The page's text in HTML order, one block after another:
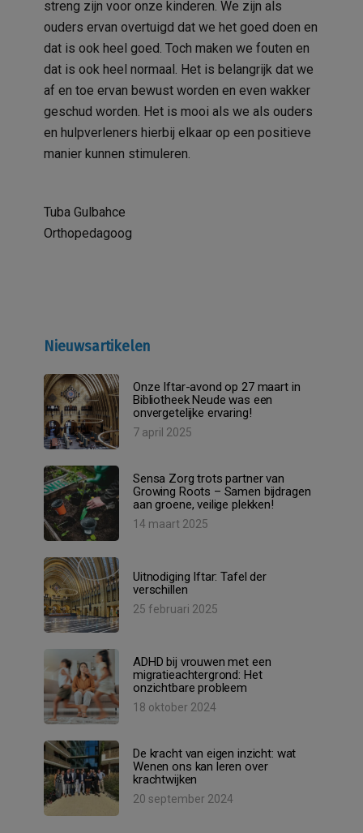
streng zijn voor onze kinderen. We zijn als
ouders ervan overtuigd dat we het goed doen en
dat is ook heel goed. Toch maken we fouten en
dat is ook heel normaal. Het is belangrijk dat we
af en toe ervan bewust worden en even wakker
geschud worden. Het is mooi als we als ouders
en hulpverleners hierbij elkaar op een positieve
manier kunnen stimuleren.
Tuba Gulbahce
Orthopedagoog
Nieuwsartikelen
Onze Iftar-avond op 27 maart in
Bibliotheek Neude was een
onvergetelijke ervaring!
7 april 2025
Sensa Zorg trots partner van
Growing Roots – Samen bijdragen
aan groene, veilige plekken!
14 maart 2025
Uitnodiging Iftar: Tafel der
verschillen
25 februari 2025
ADHD bij vrouwen met een
migratieachtergrond: Het
onzichtbare probleem
18 oktober 2024
De kracht van eigen inzicht: wat
Wenen ons kan leren over
krachtwijken
20 september 2024